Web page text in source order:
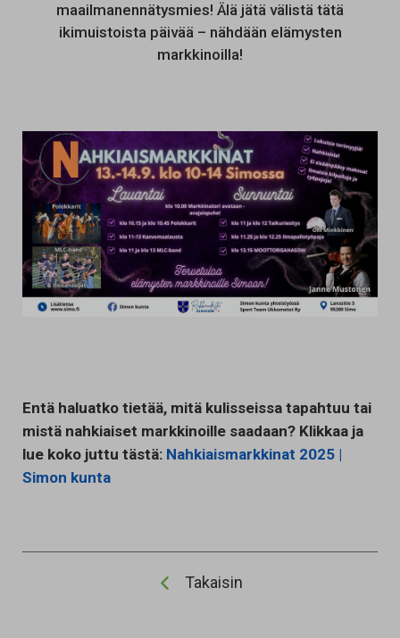
maailmanennätysmies! Älä jätä välistä tätä
ikimuistoista päivää – nähdään elämysten
markkinoilla!
Entä haluatko tietää, mitä kulisseissa tapahtuu tai
mistä nahkiaiset markkinoille saadaan? Klikkaa ja
lue koko juttu tästä: Nahkiaismarkkinat 2025 |
Simon kunta
Takaisin